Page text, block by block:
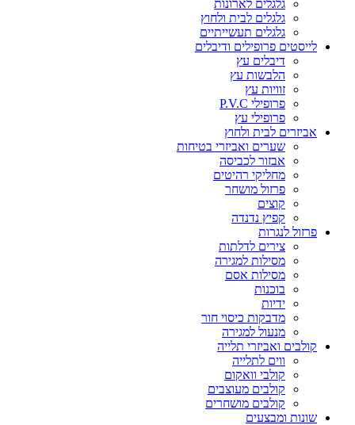
גלגלים לארונות
גלגלים לבית ולחוץ
גלגלים תעשייתיים
לייסטים פרופילים ודיבלים
דיבלים עץ
הלבשות עץ
זוויות עץ
פרופילי P.V.C
פרופילי עץ
אביזרים לבית ולחוץ
שערים ואביזרי בטיחות
אבזור לכביסה
מחליקי רהיטים
פרזול מושחר
קוצים
קפיץ נדנדה
פרזול לנגרות
צירים לדלתות
מסילות למגירה
מסילות אסם
בוכנות
ידיות
מדבקות כיסוי חור
מנעול למגירה
קולבים ואביזרי תלייה
ווים לתלייה
קולבי וואקום
קולבים מעוצבים
קולבים מושחרים
שונות ומבצעים